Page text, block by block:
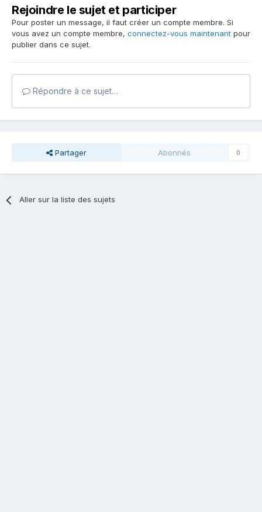
Rejoindre le sujet et participer
Pour poster un message, il faut créer un compte membre. Si
vous avez un compte membre, connectez-vous maintenant pour
publier dans ce sujet.
Répondre à ce sujet…
Partager Abonnés 0
Aller sur la liste des sujets